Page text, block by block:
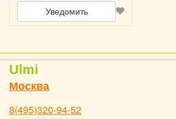
Уведомить
Ulmi
Москва
8(495)320-94-52